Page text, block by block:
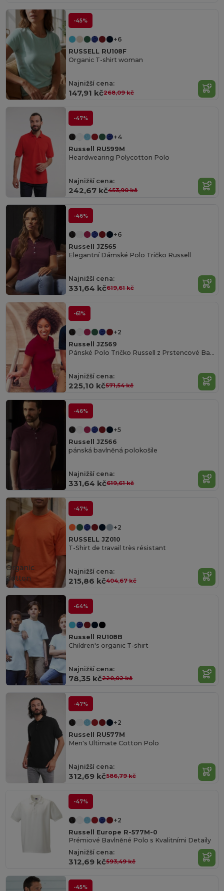
-45%
+6
RUSSELL RU108F
Organic T-shirt woman
Najnižší cena:
147,91 kč268,09 kč
-47%
+4
Russell RU599M
Heardwearing Polycotton Polo
Najnižší cena:
242,67 kč453,90 kč
-46%
+6
Russell JZ565
Elegantní Dámské Polo Tričko Russell
Najnižší cena:
331,64 kč619,61 kč
-61%
+2
Russell JZ569
Pánské Polo Tričko Russell z Prstencové Bavlny
Najnižší cena:
225,10 kč571,54 kč
-46%
+5
Russell JZ566
pánská bavlněná polokošile
Najnižší cena:
331,64 kč619,61 kč
-47%
+2
RUSSELL JZ010
T-Shirt de travail très résistant
Najnižší cena:
215,86 kč404,67 kč
Organic
Cotton
-64%
Russell RU108B
Children's organic T-shirt
Najnižší cena:
78,35 kč220,02 kč
-47%
+2
Russell RU577M
Men's Ultimate Cotton Polo
Najnižší cena:
312,69 kč586,79 kč
-47%
+2
Russell Europe R-577M-0
Prémiové Bavlněné Polo s Kvalitními Detaily
Najnižší cena:
312,69 kč593,49 kč
-45%